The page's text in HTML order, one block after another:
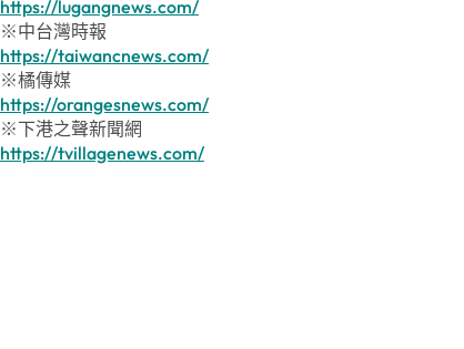
https://lugangnews.com/
※中台灣時報
https://taiwancnews.com/
※橘傳媒
https://orangesnews.com/
※下港之聲新聞網
https://tvillagenews.com/